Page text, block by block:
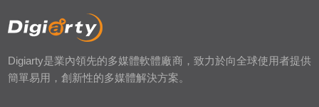
Digiarty是業內領先的多媒體軟體廠商，致力於向全球使用者提供
簡單易用，創新性的多媒體解決方案。